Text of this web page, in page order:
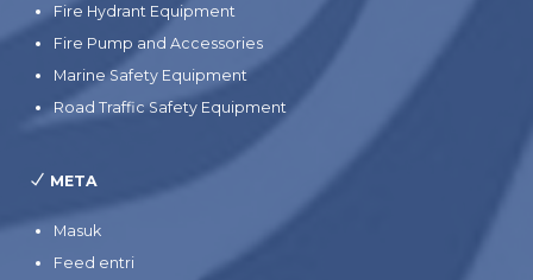
Fire Hydrant Equipment
Fire Pump and Accessories
Marine Safety Equipment
Road Traffic Safety Equipment
META
Masuk
Feed entri